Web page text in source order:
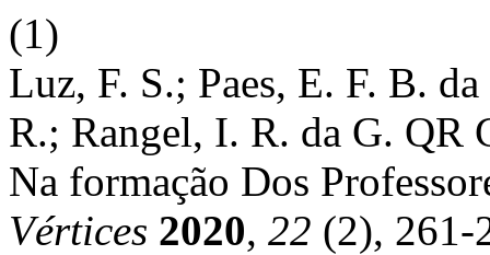
(1)
Luz, F. S.; Paes, E. F. B.
R.; Rangel, I. R. da G. QR
Na formação Dos
Vértices 2020, 22 (2), 261-